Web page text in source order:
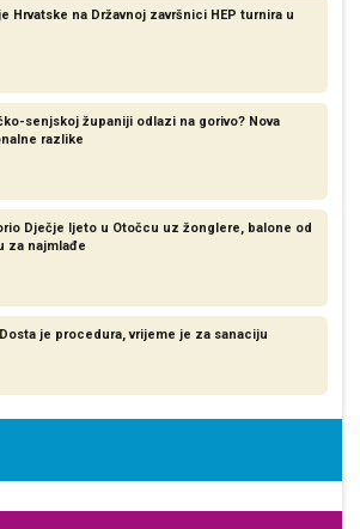
Hrvatske na Državnoj završnici HEP turnira u
senjskoj županiji odlazi na gorivo? Nova
razlike​
Dječje ljeto u Otočcu uz žonglere, balone od
za najmlađe
je procedura, vrijeme je za sanaciju